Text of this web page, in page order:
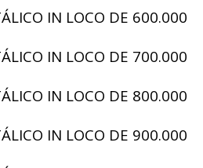
IN LOCO DE 600.000
IN LOCO DE 700.000
IN LOCO DE 800.000
IN LOCO DE 900.000